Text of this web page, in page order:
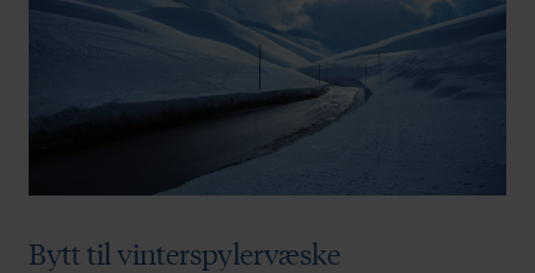
Bytt til vinterspylervæske